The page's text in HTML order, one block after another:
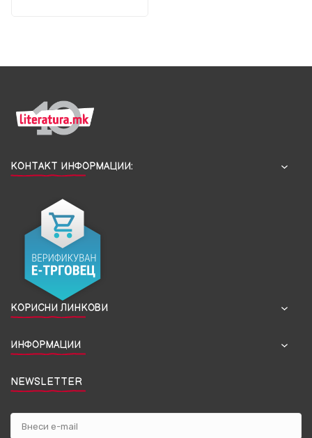
КОНТАКТ ИНФОРМАЦИИ:
КОРИСНИ ЛИНКОВИ
ИНФОРМАЦИИ
NEWSLETTER